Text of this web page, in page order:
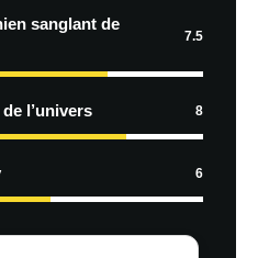
sanglant de
7.5
l’univers 8
6